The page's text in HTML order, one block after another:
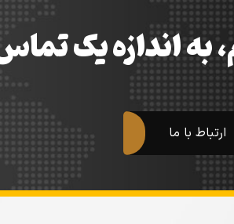
به اندازه یک
ارتباط با ما